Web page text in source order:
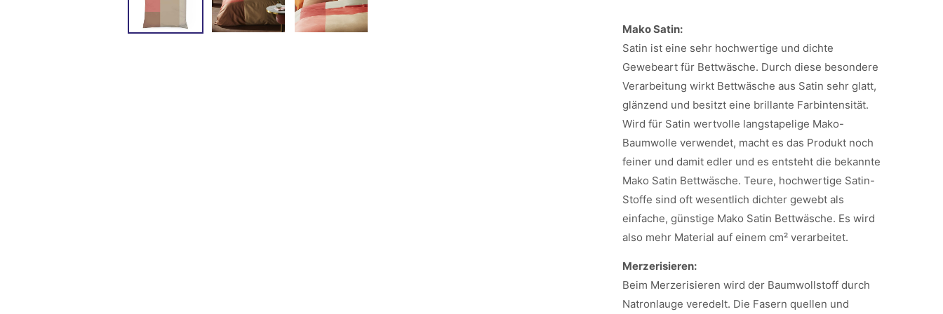
Mako Satin:
Satin ist eine sehr hochwertige und dichte
Gewebeart für Bettwäsche. Durch diese besondere
Verarbeitung wirkt Bettwäsche aus Satin sehr glatt,
glänzend und besitzt eine brillante Farbintensität.
Wird für Satin wertvolle langstapelige Mako-
Baumwolle verwendet, macht es das Produkt noch
feiner und damit edler und es entsteht die bekannte
Mako Satin Bettwäsche. Teure, hochwertige Satin-
Stoffe sind oft wesentlich dichter gewebt als
einfache, günstige Mako Satin Bettwäsche. Es wird
also mehr Material auf einem cm² verarbeitet.
Merzerisieren:
Beim Merzerisieren wird der Baumwollstoff durch
Natronlauge veredelt. Die Fasern quellen und